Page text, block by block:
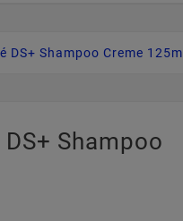
DS+ Shampoo Creme 125ml
Shampoo